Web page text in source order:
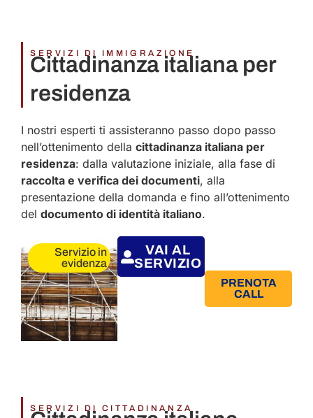
SERVIZI DI IMMIGRAZIONE
Cittadinanza italiana per
residenza
I nostri esperti ti assisteranno passo dopo passo
nell’ottenimento della cittadinanza italiana per
residenza: dalla valutazione iniziale, alla fase di
raccolta e verifica dei documenti, alla
presentazione della domanda e fino all’ottenimento
del documento di identità italiano.
Servizio in
evidenza
VAI AL
SERVIZIO
PRENOTA
CALL
SERVIZI DI CITTADINANZA